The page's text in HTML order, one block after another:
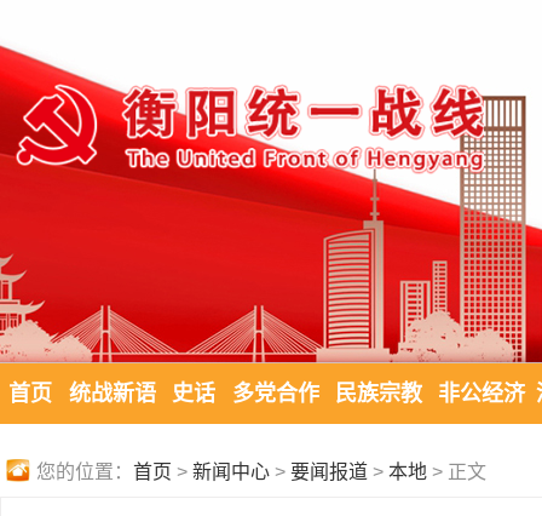
首页 统战新语 史话 多党合作 民族宗教 非公经济
您的位置： 首页 > 新闻中心 > 要闻报道 > 本地 > 正文